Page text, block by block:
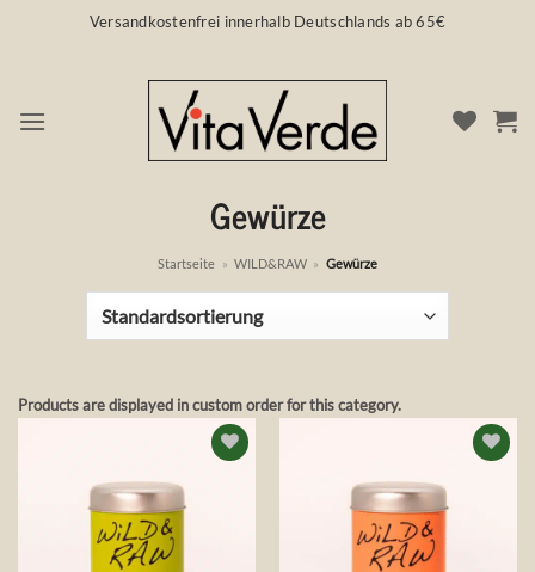
Versandkostenfrei innerhalb Deutschlands ab 65€
Gewürze
Startseite » WILD&RAW » Gewürze
Products are displayed in custom order for this category.
Wunschliste
Wunschliste